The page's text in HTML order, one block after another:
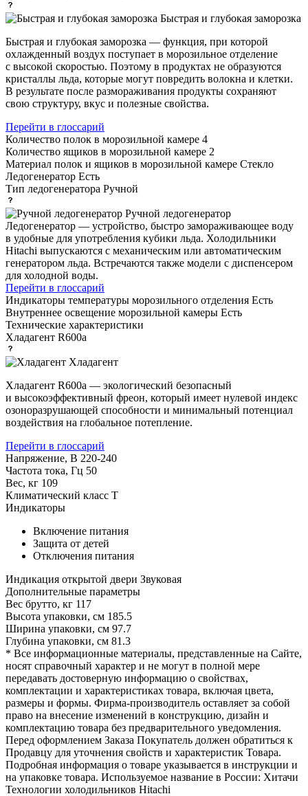
Быстрая и глубокая заморозка
Быстрая и глубокая заморозка — функция, при которой
охлажденный воздух поступает в морозильное отделение
с высокой скоростью. Поэтому в продуктах не образуются
кристаллы льда, которые могут повредить волокна и клетки.
В результате после размораживания продукты сохраняют
свою структуру, вкус и полезные свойства.
Перейти в глоссарий
Количество полок в морозильной камере 4
Количество ящиков в морозильной камере 2
Материал полок и ящиков в морозильной камере Стекло
Ледогенератор Есть
Тип ледогенератора Ручной
Ручной ледогенератор
Ледогенератор — устройство, быстро замораживающее воду
в удобные для употребления кубики льда. Холодильники
Hitachi выпускаются с механическим или автоматическим
генератором льда. Встречаются также модели с диспенсером
для холодной воды.
Перейти в глоссарий
Индикаторы температуры морозильного отделения Есть
Внутреннее освещение морозильной камеры Есть
Технические характеристики
Хладагент R600a
Хладагент
Хладагент R600a — экологический безопасный
и высокоэффективный фреон, который имеет нулевой индекс
озоноразрушающей способности и минимальный потенциал
воздействия на глобальное потепление.
Перейти в глоссарий
Напряжение, В 220-240
Частота тока, Гц 50
Вес, кг 109
Климатический класс T
Индикаторы
Включение питания
Защита от детей
Отключения питания
Индикация открытой двери Звуковая
Дополнительные параметры
Вес брутто, кг 117
Высота упаковки, см 185.5
Ширина упаковки, см 97.7
Глубина упаковки, см 81.3
* Все информационные материалы, представленные на Сайте,
носят справочный характер и не могут в полной мере
передавать достоверную информацию о свойствах,
комплектации и характеристиках товара, включая цвета,
размеры и формы. Фирма-производитель оставляет за собой
право на внесение изменений в конструкцию, дизайн и
комплектацию товара без предварительного уведомления.
Перед оформлением Заказа Покупатель должен обратиться к
Продавцу для уточнения свойств и характеристик Товара.
Подробная информация о товаре указывается в инструкции и
на упаковке товара. Используемое название в России: Хитачи
Технологии холодильников Hitachi